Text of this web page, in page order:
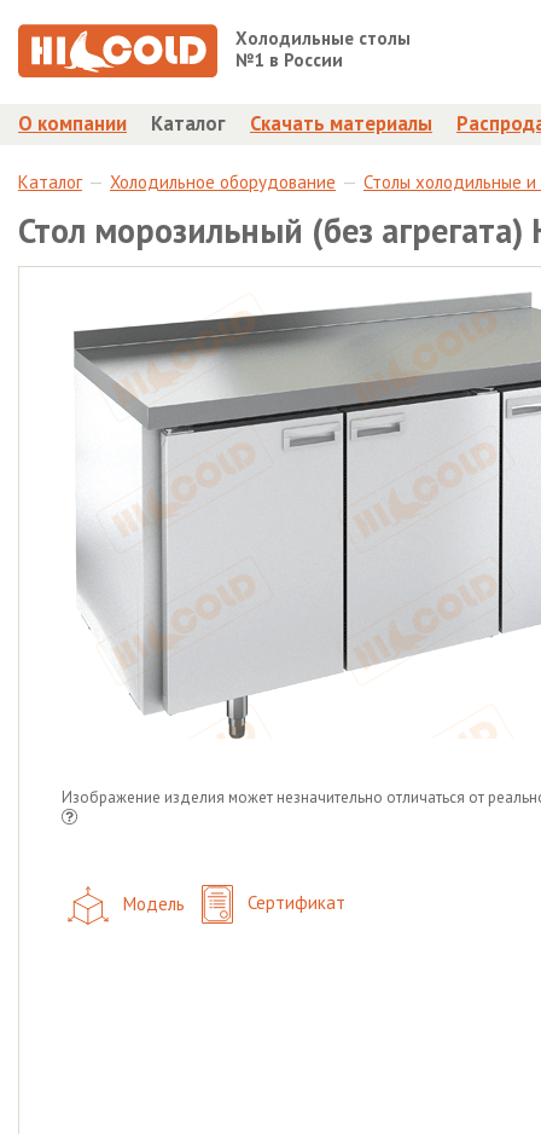
Холодильные столы
№1 в России
О компании Каталог Скачать материалы
Каталог Холодильное оборудование Столы холодильные
Стол морозильный (без агрегата)
Изображение изделия может незначительно отличаться от
Модель Сертификат